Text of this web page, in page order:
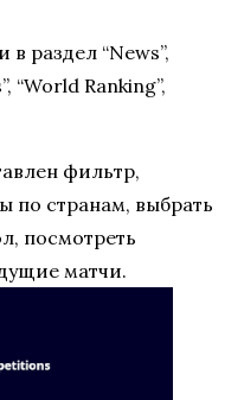
раздел “News”,
“World Ranking”,
фильтр,
по странам, выбрать
посмотреть
матчи.